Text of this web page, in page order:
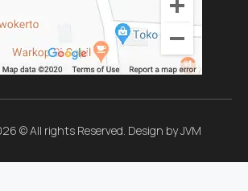
© All rights Reserved. Design by JVM